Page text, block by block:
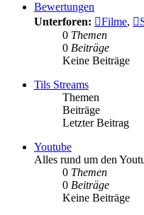
Bewertungen
Unterforen:
Filme,
0 Themen
0 Beiträge
Keine Beiträge
Tils Streams
Themen
Beiträge
Letzter Beitrag
Youtube
Alles rund um den
0 Themen
0 Beiträge
Keine Beiträge